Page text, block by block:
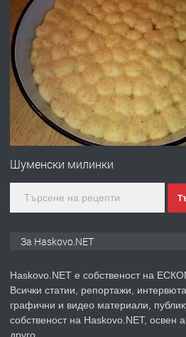
ПРЕДЛАГА Давам гараж
ПРЕДЛАГА
№4120
градската
ПРЕДЛАГА
Продавам
Шуменски милинки
За Haskovo.NET
Haskovo.NET е собственост на
Всички статии, репортажи, интервюта
графични и видео материали,
собственост на Haskovo.NET, освен